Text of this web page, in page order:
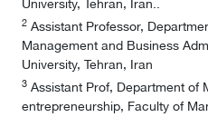
2 Assistant Professor,
Management and Business
University, Tehran, Iran
3 Assistant Prof, Department of
entrepreneurship, Faculty of